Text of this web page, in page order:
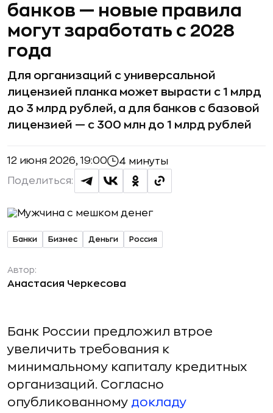
банков — новые правила
могут заработать с 2028
года
Для организаций с универсальной
лицензией планка может вырасти с 1 млрд
до 3 млрд рублей, а для банков с базовой
лицензией — с 300 млн до 1 млрд рублей
12 июня 2026, 19:00 4 минуты
Поделиться:
Банки Бизнес Деньги Россия
Автор:
Анастасия Черкесова
Банк России предложил втрое
увеличить требования к
минимальному капиталу кредитных
организаций. Согласно
опубликованному докладу